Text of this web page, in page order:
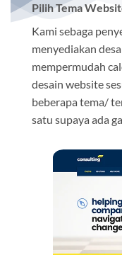
Pilih Tema
Kami sebaga
menyediakan
mempermudah
desain website
beberapa tema/
satu supaya ada